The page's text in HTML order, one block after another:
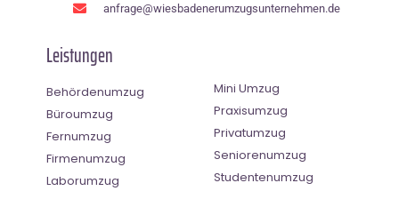
anfrage@wiesbadenerumzugsunternehmen.de
Leistungen
Behördenumzug
Büroumzug
Fernumzug
Firmenumzug
Laborumzug
Mini Umzug
Praxisumzug
Privatumzug
Seniorenumzug
Studentenumzug